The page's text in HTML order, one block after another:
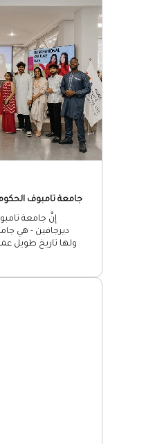
جامعة تامبوف
إنَّ جامعة
ديرجافين - هي
ولها تاريخ طويل